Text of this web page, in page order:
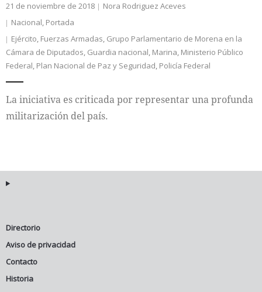
Colaboradores
Internacional
21 de noviembre de 2018
Nora Rodriguez Aceves
Nacional, Portada
Ejército, Fuerzas Armadas, Grupo Parlamentario de Morena en la
Cámara de Diputados, Guardia nacional, Marina, Ministerio Público
Federal, Plan Nacional de Paz y Seguridad, Policía Federal
La iniciativa es criticada por representar una profunda
militarización del país.
Directorio
Aviso de privacidad
Contacto
Historia